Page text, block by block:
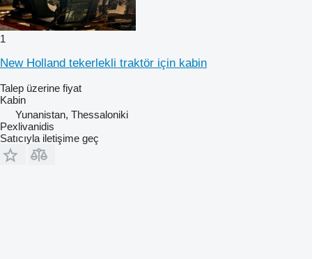
1
New Holland tekerlekli traktör için kabin
Talep üzerine fiyat
Kabin
Yunanistan, Thessaloniki
Pexlivanidis
Satıcıyla iletişime geç